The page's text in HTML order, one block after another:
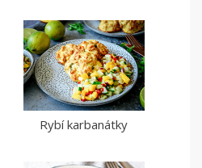
Rybí karbanátky